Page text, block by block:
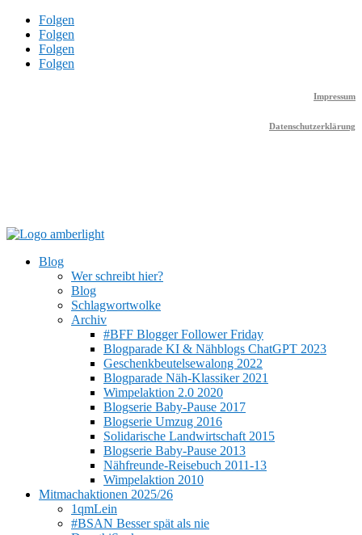
Folgen
Folgen
Folgen
Folgen
Impressum
Datenschutzerklärung
Blog
Wer schreibt hier?
Blog
Schlagwortwolke
Archiv
#BFF Blogger Follower Friday
Blogparade KI & Nähblogs ChatGPT 2023
Geschenkbeutelsewalong 2022
Blogparade Näh-Klassiker 2021
Wimpelaktion 2.0 2020
Blogserie Baby-Pause 2017
Blogserie Umzug 2016
Solidarische Landwirtschaft 2015
Blogserie Baby-Pause 2013
Nähfreunde-Reisebuch 2011-13
Wimpelaktion 2010
Mitmachaktionen 2025/26
1qmLein
#BSAN Besser spät als nie